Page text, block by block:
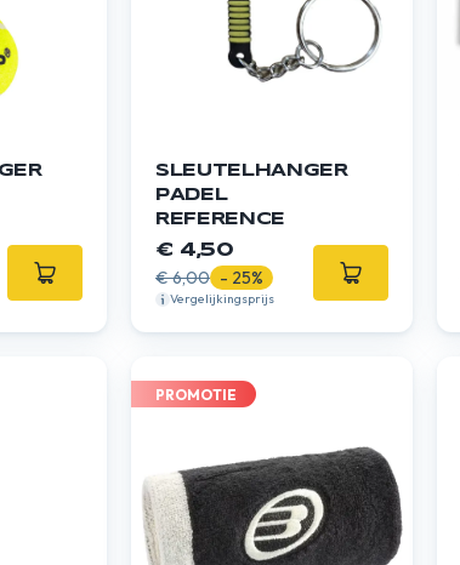
SLEUTELHANGER
PADEL
REFERENCE
€ 4,50
€ 6,00 - 25%
Vergelijkingsprijs
PROMOTIE